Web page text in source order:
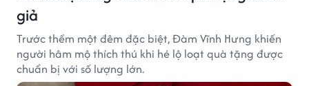
giả
Trước thềm một đêm đặc biệt, Đàm Vĩnh Hưng khiến
người hâm mộ thích thú khi hé lộ loạt quà tặng được
chuẩn bị với số lượng lớn.